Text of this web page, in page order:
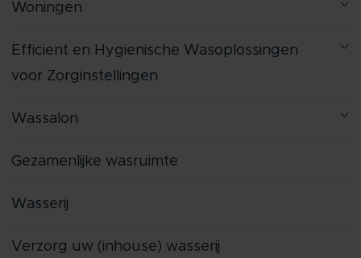
Woningen
Efficient en Hygienische Wasoplossingen
voor Zorginstellingen
Wassalon
Gezamenlijke wasruimte
Wasserij
Verzorg uw (inhouse) wasserij